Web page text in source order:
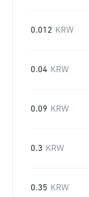
0.012 KRW
0.04 KRW
0.09 KRW
0.3 KRW
0.35 KRW